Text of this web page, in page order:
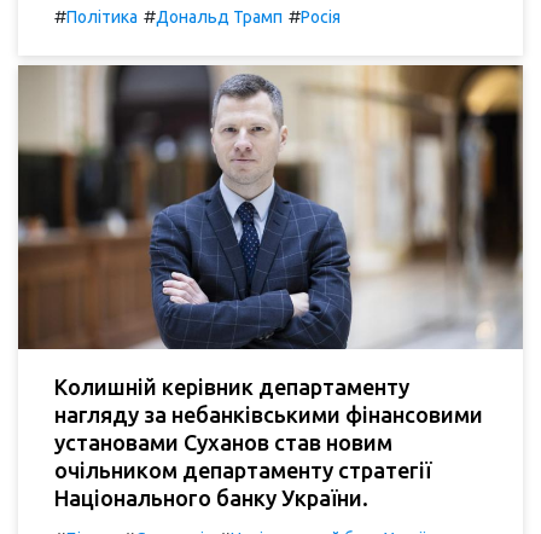
#Політика #Дональд Трамп #Росія
Колишній керівник департаменту
нагляду за небанківськими фінансовими
установами Суханов став новим
очільником департаменту стратегії
Національного банку України.